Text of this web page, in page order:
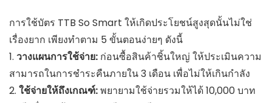
การใช้บัตร TTB So Smart ให้เกิดประโยชน์สูงสุดนั้นไม่ใช่
เรื่องยาก เพียงทำตาม 5 ขั้นตอนง่ายๆ ดังนี้
1. วางแผนการใช้จ่าย: ก่อนซื้อสินค้าชิ้นใหญ่ ให้ประเมินความ
สามารถในการชำระคืนภายใน 3 เดือน เพื่อไม่ให้เกินกำลัง
2. ใช้จ่ายให้ถึงเกณฑ์:พยายามใช้จ่ายรวมให้ได้ 10,000 บาท